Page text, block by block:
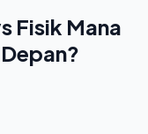
Fisik Mana